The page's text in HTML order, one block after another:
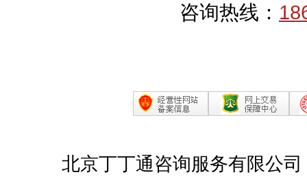
咨询热线：
北京丁丁通咨询服务有限公